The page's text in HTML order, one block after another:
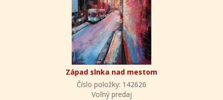
Západ slnka nad mestom
Číslo položky: 142626
Voľný predaj